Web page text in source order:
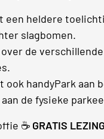
een heldere
slagbomen.
de
ook handyPark
de fysieke
☕ GRATIS LEZING